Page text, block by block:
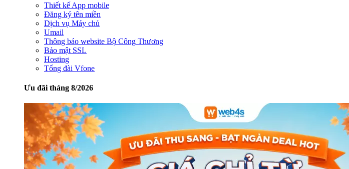
Thiết kế App mobile
Đăng ký tên miền
Dịch vụ Máy chủ
Umail
Thông báo website Bộ Công Thương
Bảo mật SSL
Hosting
Tổng đài Vfone
Ưu đãi tháng 8/2026